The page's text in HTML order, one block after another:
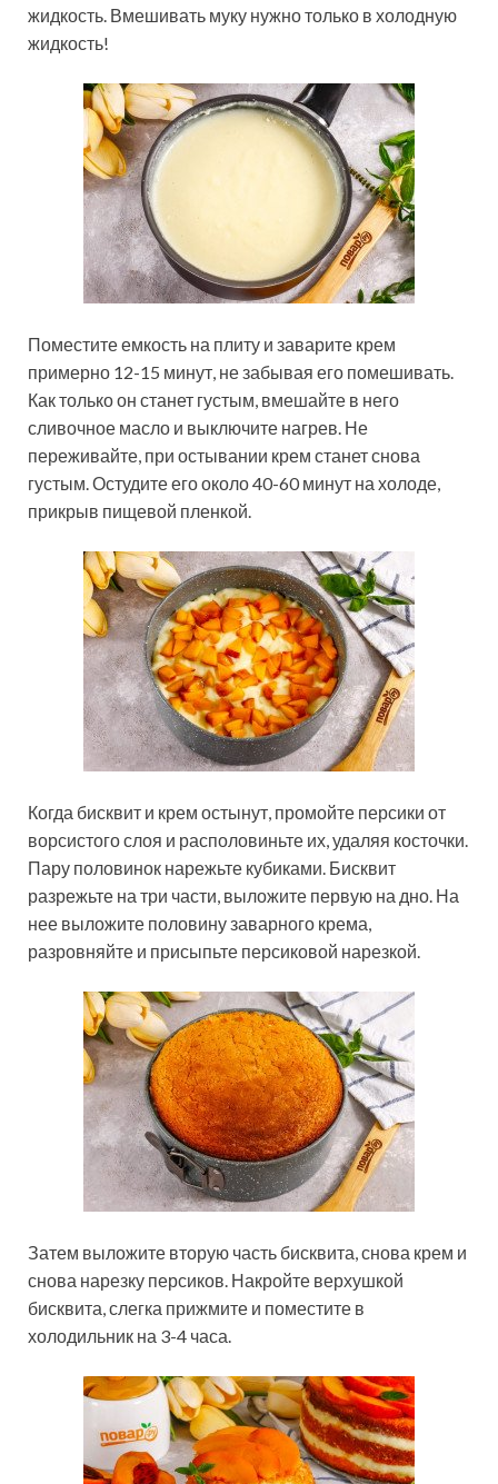
жидкость. Вмешивать муку нужно только в холодную
жидкость!
Поместите емкость на плиту и заварите крем
примерно 12-15 минут, не забывая его помешивать.
Как только он станет густым, вмешайте в него
сливочное масло и выключите нагрев. Не
переживайте, при остывании крем станет снова
густым. Остудите его около 40-60 минут на холоде,
прикрыв пищевой пленкой.
Когда бисквит и крем остынут, промойте персики от
ворсистого слоя и располовиньте их, удаляя косточки.
Пару половинок нарежьте кубиками. Бисквит
разрежьте на три части, выложите первую на дно. На
нее выложите половину заварного крема,
разровняйте и присыпьте персиковой нарезкой.
Затем выложите вторую часть бисквита, снова крем и
снова нарезку персиков. Накройте верхушкой
бисквита, слегка прижмите и поместите в
холодильник на 3-4 часа.